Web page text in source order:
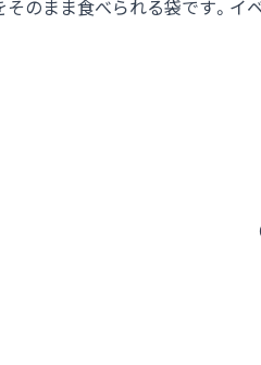
のまま食べられる袋です。イ